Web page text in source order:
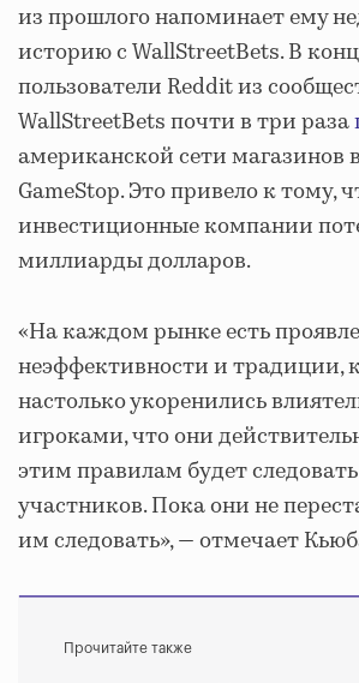
из прошлого напоминает ему
историю с WallStreetBets. В
пользователи Reddit из
WallStreetBets почти в три раза
американской сети магазинов
GameStop. Это привело к тому,
инвестиционные компании
миллиарды долларов.
«На каждом рынке есть
неэффективности и традиции,
настолько укоренились
игроками, что они
этим правилам будет
участников. Пока они не
им следовать», ― отмечает
Прочитайте также